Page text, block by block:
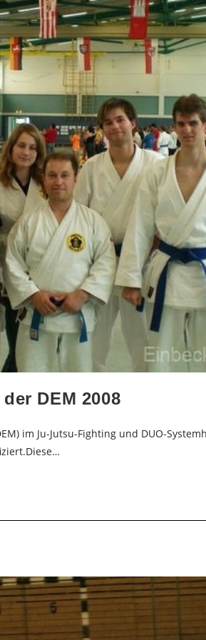
DEM 2008
im Ju-Jutsu-Fighting und DUO-